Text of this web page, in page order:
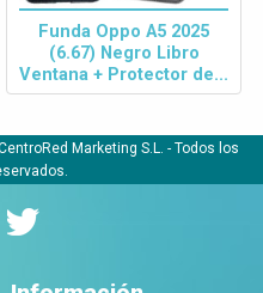
Funda Oppo A5 2025
(6.67) Negro Libro
Ventana + Protector de...
Marketing S.L. - Todos los